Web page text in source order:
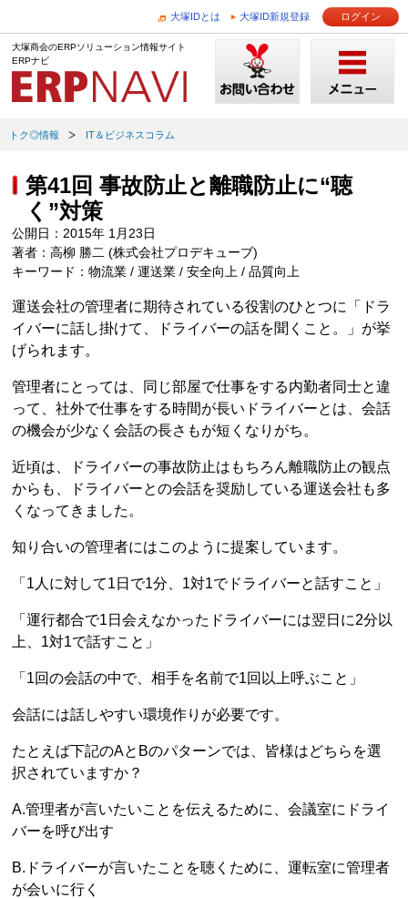
大塚IDとは 大塚ID新規登録 ログイン
大塚商会のERPソリューション情報サイト
ERPナビ
トク◎情報 IT＆ビジネスコラム
第41回 事故防止と離職防止に“聴
く”対策
公開日：2015年 1月23日
著者：高柳 勝二 (株式会社プロデキューブ)
キーワード：物流業 / 運送業 / 安全向上 / 品質向上
運送会社の管理者に期待されている役割のひとつに「ドラ
イバーに話し掛けて、ドライバーの話を聞くこと。」が挙
げられます。
管理者にとっては、同じ部屋で仕事をする内勤者同士と違
って、社外で仕事をする時間が長いドライバーとは、会話
の機会が少なく会話の長さもが短くなりがち。
近頃は、ドライバーの事故防止はもちろん離職防止の観点
からも、ドライバーとの会話を奨励している運送会社も多
くなってきました。
知り合いの管理者にはこのように提案しています。
「1人に対して1日で1分、1対1でドライバーと話すこと」
「運行都合で1日会えなかったドライバーには翌日に2分以
上、1対1で話すこと」
「1回の会話の中で、相手を名前で1回以上呼ぶこと」
会話には話しやすい環境作りが必要です。
たとえば下記のAとBのパターンでは、皆様はどちらを選
択されていますか？
A.管理者が言いたいことを伝えるために、会議室にドライ
バーを呼び出す
B.ドライバーが言いたことを聴くために、運転室に管理者
が会いに行く